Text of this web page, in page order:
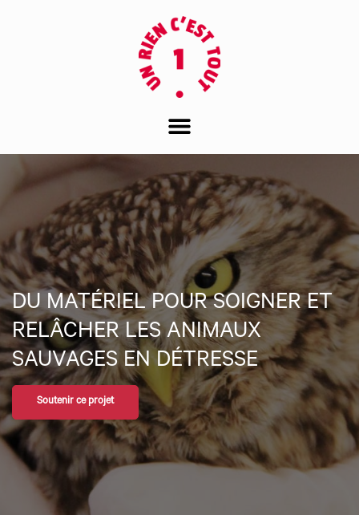
DU MATÉRIEL POUR SOIGNER ET
RELÂCHER LES ANIMAUX
SAUVAGES EN DÉTRESSE
Soutenir ce projet